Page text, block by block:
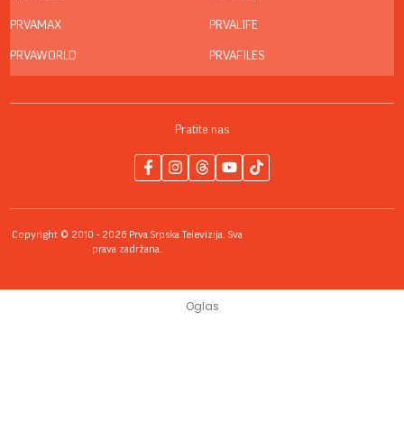
PRVAMAX
PRVAWORLD
PRVALIFE
PRVAFILES
Pratite nas
Copyright © 2010 - 2026 Prva Srpska Televizija. Sva
prava zadržana.